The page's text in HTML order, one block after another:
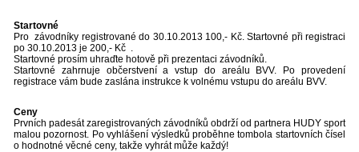
Startovné
Pro závodníky registrované do 30.10.2013 100,- Kč. Startovné při registraci
po 30.10.2013 je 200,- Kč .
Startovné prosím uhraďte hotově při prezentaci závodníků.
Startovné zahrnuje občerstvení a vstup do areálu BVV. Po provedení
registrace vám bude zaslána instrukce k volnému vstupu do areálu BVV.
Ceny
Prvních padesát zaregistrovaných závodníků obdrží od partnera HUDY sport
malou pozornost. Po vyhlášení výsledků proběhne tombola startovních čísel
o hodnotné věcné ceny, takže vyhrát může každý!